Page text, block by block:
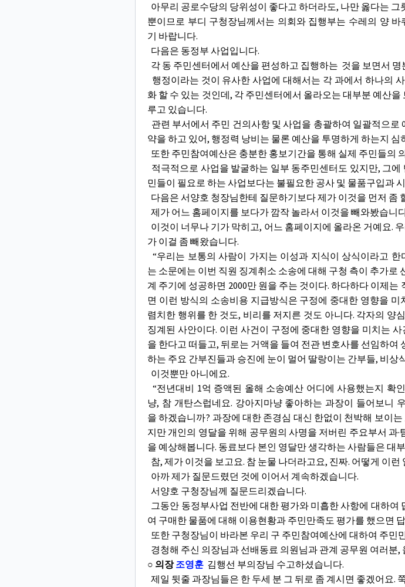
아무리 공로수당의 당위성이 좋다고 하더라도, 나만 옳다는
뿐이므로 부디 구청장님께서는 의회와 집행부는 수레의 양
기 바랍니다.
다음은 동정부 사업입니다.
각 동 주민센터에서 예산을 편성하고 집행하는 것을 보면서
행정이라는 것이 유사한 사업에 대해서는 각 과에서 하나의
화 할 수 있는 것인데, 각 주민센터에서 올라오는 대부분 예산
루고 있습니다.
관련 부서에서 주민 건의사항 및 사업을 총괄하여 일괄적으
약을 하고 있어, 행정력 낭비는 물론 예산을 투명하게 하는지
또한 주민참여예산은 충분한 홍보기간을 통해 실제 주민들의
적극적으로 사업을 발굴하는 일부 동주민센터도 있지만, 그
민들이 필요로 하는 사업보다는 불필요한 공사 및 물품구입과
다음은 서양호 청장님한테 질문하기보다 제가 이것을 먼저 좀
제가 어느 홈페이지를 보다가 깜작 놀라서 이것을 빼와봤습니
이것이 너무나 기가 막히고, 어느 홈페이지에 올라온 거예요.
가 이걸 좀 빼왔습니다.
“우리는 보통의 사람이 가지는 이성과 지식이 상식이라고
는 소문에는 이번 직원 징계취소 소송에 대해 구청 측이 추가로
계 주기에 성공하면 2000만 원을 주는 것이다. 하다하다 이제
면 이런 방식의 소송비용 지급방식은 구정에 중대한 영향을
렴치한 행위를 한 것도, 비리를 저지른 것도 아니다. 각자의
징계된 사안이다. 이런 사건이 구정에 중대한 영향을 미치는
을 한다고 떠들고, 뒤로는 거액을 들여 전관 변호사를 선임하
하는 주요 간부진들과 승진에 눈이 멀어 딸랑이는 간부들, 비
이것뿐만 아니에요.
“전년대비 1억 증액된 올해 소송예산 어디에 사용했는지 확
냥, 참 개탄스럽네요. 강아지마냥 좋아하는 과장이 들어보니
을 하겠습니까? 과장에 대한 존경심 대신 한없이 천박해 보이
지만 개인의 영달을 위해 공무원의 사명을 저버린 주요부서 과
을 예상해봅니다. 동료보다 본인 영달만 생각하는 사람들은 대
참, 제가 이것을 보고요. 참 눈물 나더라고요, 진짜. 어떻게 이
아까 제가 질문드렸던 것에 이어서 계속하겠습니다.
서양호 구청장님께 질문드리겠습니다.
그동안 동정부사업 전반에 대한 평가와 미흡한 사항에 대하
여 구매한 물품에 대해 이용현황과 주민만족도 평가를 했으면
또한 구청장님이 바라본 우리 구 주민참여예산에 대하여 주
경청해 주신 의장님과 선배동료 의원님과 관계 공무원 여러분
○ 의장조영훈 김행선 부의장님 수고하셨습니다.
제일 뒷줄 과장님들은 한 두세 분 그 뒤로 좀 계시면 좋겠어요.